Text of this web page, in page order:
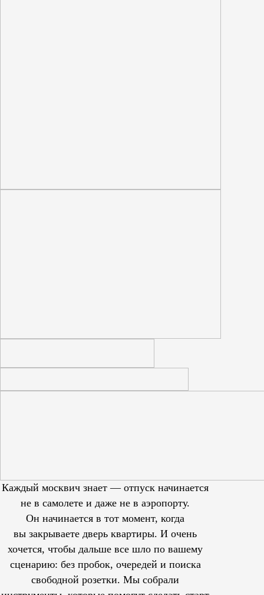
Каждый москвич знает — отпуск начинается
не в самолете и даже не в аэропорту.
Он начинается в тот момент, когда
вы закрываете дверь квартиры. И очень
хочется, чтобы дальше все шло по вашему
сценарию: без пробок, очередей и поиска
свободной розетки. Мы собрали